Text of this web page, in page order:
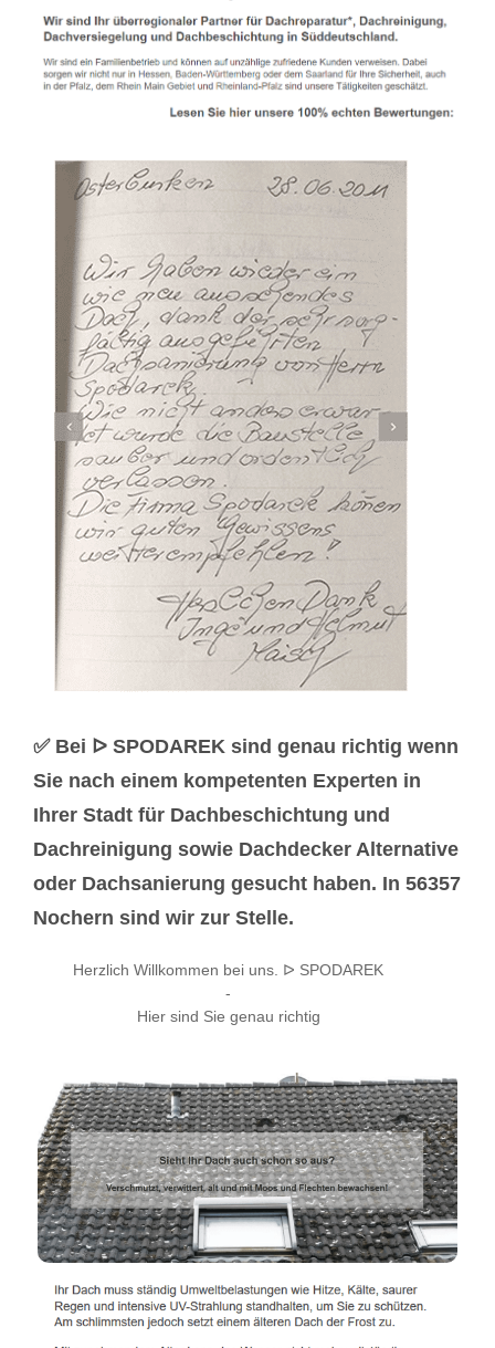
✅ Bei ᐅ SPODAREK sind genau richtig wenn
Sie nach einem kompetenten Experten in
Ihrer Stadt für Dachbeschichtung und
Dachreinigung sowie Dachdecker Alternative
oder Dachsanierung gesucht haben. In 56357
Nochern sind wir zur Stelle.
Herzlich Willkommen bei uns. ᐅ SPODAREK
-
Hier sind Sie genau richtig